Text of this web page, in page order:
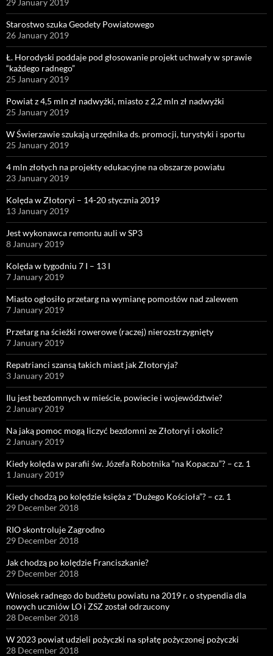
Starostwo szuka Geodety Powiatowego
26 January 2019
Ł. Horodyski poddaje pod głosowanie projekt uchwały w sprawie
“każdego radnego”
25 January 2019
Powiat z 4,5 mln zł nadwyżki, miasto z 2,2 mln zł nadwyżki
25 January 2019
W Świerzawie szukają urzędnika ds. promocji, turystyki i sportu
25 January 2019
4 mln złotych na projekty edukacyjne na obszarze powiatu
23 January 2019
Kolęda w Złotoryi – 14-20 stycznia 2019
13 January 2019
Jest wykonawca remontu auli w SP3
8 January 2019
Kolęda w tygodniu 7 I – 13 I
7 January 2019
Miasto ogłosiło przetarg na wymianę pomostów nad zalewem
7 January 2019
Przetarg na ścieżki rowerowe (raczej) nierozstrzygnięty
7 January 2019
Repatrianci szansą takich miast jak Złotoryja?
3 January 2019
Ilu jest bezdomnych w mieście, powiecie i województwie?
2 January 2019
Na jaką pomoc mogą liczyć bezdomni ze Złotoryi i okolic?
2 January 2019
Kiedy kolęda w parafii św. Józefa Robotnika “na Kopaczu”? – cz. 1
1 January 2019
Kiedy chodzą po kolędzie księża z “Dużego Kościoła”? – cz. 1
29 December 2018
RIO skontroluje Zagrodno
29 December 2018
Jak chodzą po kolędzie Franciszkanie?
29 December 2018
Wniosek radnego do budżetu powiatu na 2019 r. o stypendia dla
nowych uczniów LO i ZSZ został odrzucony
28 December 2018
W 2023 powiat udzieli pożyczki na spłatę pożyczonej pożyczki
28 December 2018